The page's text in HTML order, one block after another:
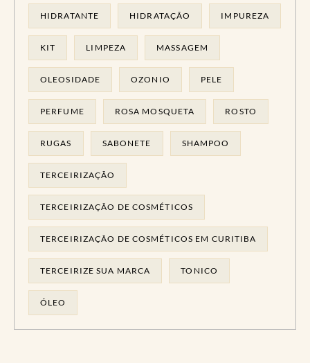
HIDRATANTE HIDRATAÇÃO IMPUREZA
KIT LIMPEZA MASSAGEM
OLEOSIDADE OZONIO PELE
PERFUME ROSA MOSQUETA ROSTO
RUGAS SABONETE SHAMPOO
TERCEIRIZAÇÃO
TERCEIRIZAÇÃO DE COSMÉTICOS
TERCEIRIZAÇÃO DE COSMÉTICOS EM CURITIBA
TERCEIRIZE SUA MARCA TONICO
ÓLEO